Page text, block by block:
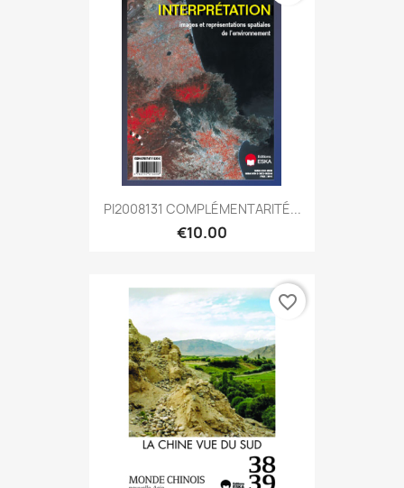
PI2008131 COMPLÉMENTARITÉ...
€10.00
favorite_border